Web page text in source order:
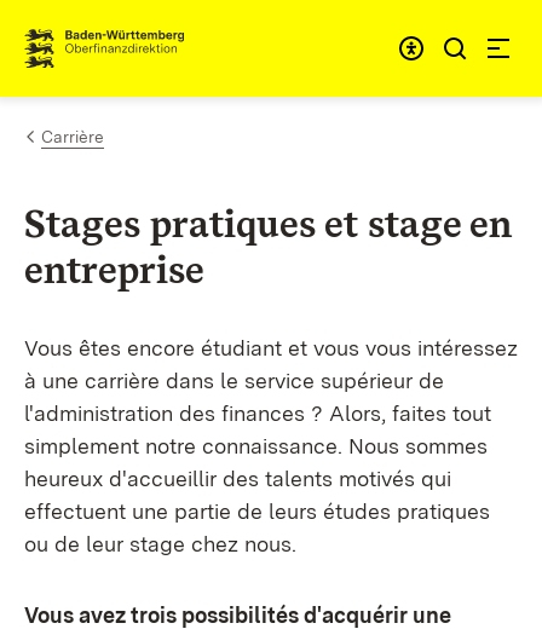
Passer au contenu
Carrière
Stages pratiques et stage en
entreprise
Vous êtes encore étudiant et vous vous intéressez
à une carrière dans le service supérieur de
l'administration des finances ? Alors, faites tout
simplement notre connaissance. Nous sommes
heureux d'accueillir des talents motivés qui
effectuent une partie de leurs études pratiques
ou de leur stage chez nous.
Vous avez trois possibilités d'acquérir une